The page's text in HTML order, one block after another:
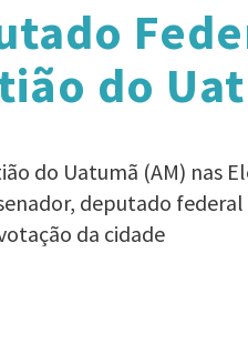
do
do Uatumã (AM) nas
deputado
da cidade